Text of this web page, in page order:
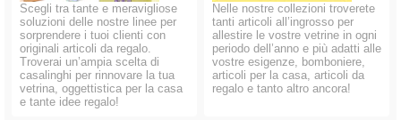
Scegli tra tante e meravigliose
soluzioni delle nostre linee per
sorprendere i tuoi clienti con
originali articoli da regalo.
Troverai un’ampia scelta di
casalinghi per rinnovare la tua
vetrina, oggettistica per la casa
e tante idee regalo!
Nelle nostre collezioni troverete
tanti articoli all’ingrosso per
allestire le vostre vetrine in ogni
periodo dell’anno e più adatti alle
vostre esigenze, bomboniere,
articoli per la casa, articoli da
regalo e tanto altro ancora!